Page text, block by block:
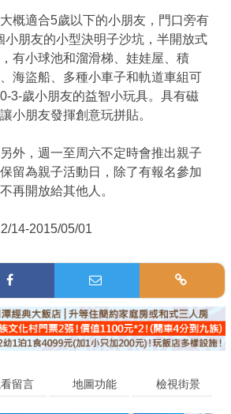
概適合5歲以下的小朋友，門口旁有
小朋友的小型決明子沙坑，半開放式
有小球池和溜滑梯、娃娃屋、積
海盜船、多種小車子和軌道車組可
3-歲小朋友的益智小玩具。具有磁
小朋友發揮創意玩拼貼。
外，週一至周六不定時會推出親子
留為親子活動日，除了有報名參加
再開放給其他人。
14-2015/05/01
留言 地圖功能 檢視街景